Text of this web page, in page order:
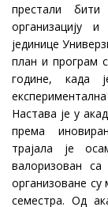
престали
организацију
јединице
план и програм
године, када
Настава је у
према
трајала је
валоризован
организоване су
семестра. Од